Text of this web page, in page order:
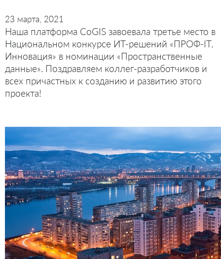
23 марта, 2021
Наша платформа CoGIS завоевала третье место в
Национальном конкурсе ИТ-решений «ПРОФ-IT.
Инновация» в номинации «Пространственные
данные». Поздравляем коллег-разработчиков и
всех причастных к созданию и развитию этого
проекта!